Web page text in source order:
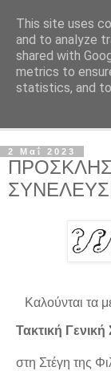
Για την τέχνη και
2 Μαΐ 2023
Καλούνται τα
Τακτική
στη Στέγη της
This site uses
and to analyze
shared with
metrics to
statistics, and